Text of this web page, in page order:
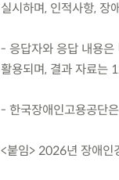
실시하며, 인적사항, 장
- 응답자와 응답 내용은
활용되며, 결과 자료는
- 한국장애인고용공단
<붙임> 2026년 장애인